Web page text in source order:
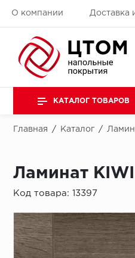
О компании Доставка
КАТАЛОГ ТОВАРОВ
Главная / Каталог /
Ламинат
Код товара: 13397